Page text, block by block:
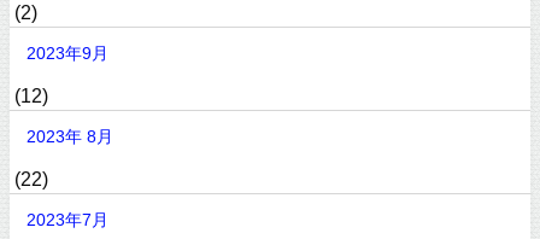
(2)
2023年9月
(12)
2023年 8月
(22)
2023年7月